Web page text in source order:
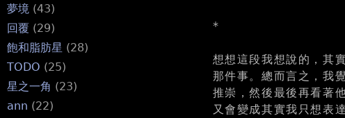
夢境 (43)
回覆 (29)
飽和脂肪星 (28)
TODO (25)
星之一角 (23)
ann (22)
*
想想這段我想說的，其
那件事。總而言之，我
推崇，然後最後再看著
又會變成其實我只想表